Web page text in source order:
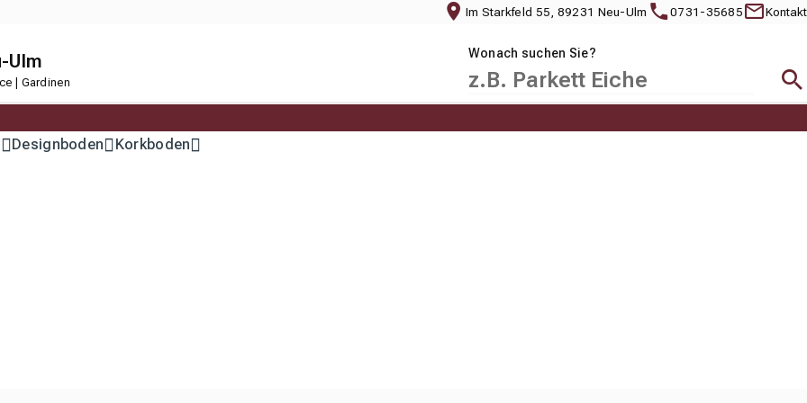
Im Starkfeld 55, 89231 Neu-Ulm 0731-35685 Kontakt
Ulm
| Gardinen
Wonach suchen Sie?
Designboden Korkboden